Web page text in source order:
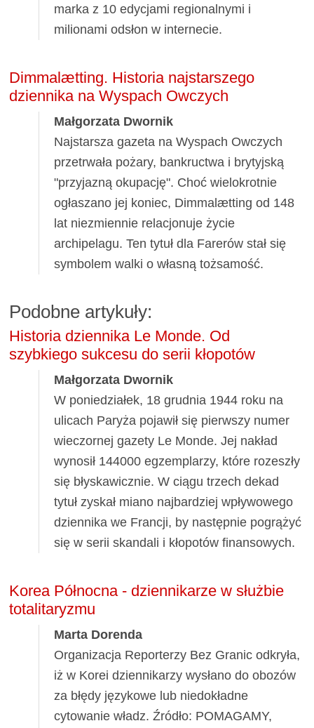
marka z 10 edycjami regionalnymi i
milionami odsłon w internecie.
Dimmalætting. Historia najstarszego
dziennika na Wyspach Owczych
Małgorzata Dwornik
Najstarsza gazeta na Wyspach Owczych
przetrwała pożary, bankructwa i brytyjską
"przyjazną okupację". Choć wielokrotnie
ogłaszano jej koniec, Dimmalætting od 148
lat niezmiennie relacjonuje życie
archipelagu. Ten tytuł dla Farerów stał się
symbolem walki o własną tożsamość.
Podobne artykuły:
Historia dziennika Le Monde. Od
szybkiego sukcesu do serii kłopotów
Małgorzata Dwornik
W poniedziałek, 18 grudnia 1944 roku na
ulicach Paryża pojawił się pierwszy numer
wieczornej gazety Le Monde. Jej nakład
wynosił 144000 egzemplarzy, które rozeszły
się błyskawicznie. W ciągu trzech dekad
tytuł zyskał miano najbardziej wpływowego
dziennika we Francji, by następnie pogrążyć
się w serii skandali i kłopotów finansowych.
Korea Północna - dziennikarze w służbie
totalitaryzmu
Marta Dorenda
Organizacja Reporterzy Bez Granic odkryła,
iż w Korei dziennikarzy wysłano do obozów
za błędy językowe lub niedokładne
cytowanie władz. Źródło: POMAGAMY,